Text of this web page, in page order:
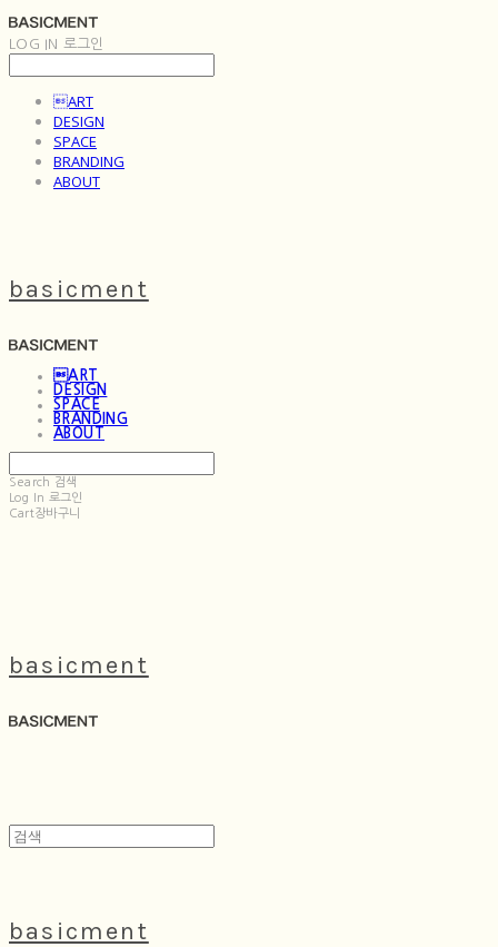
LOG IN 로그인
ART
DESIGN
SPACE
BRANDING
ABOUT
basicment
ART
DESIGN
SPACE
BRANDING
ABOUT
Search 검색
Log In 로그인
Cart장바구니
basicment
basicment